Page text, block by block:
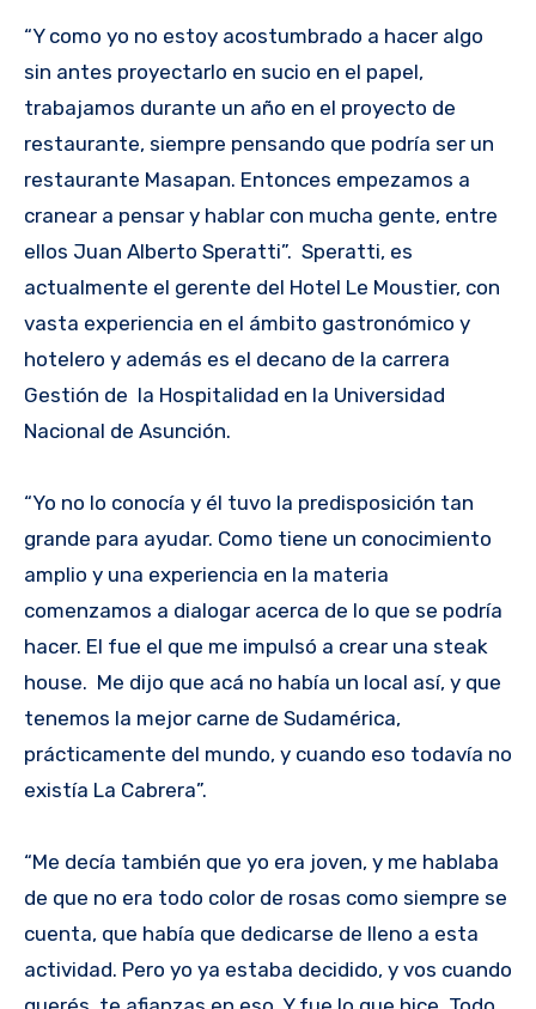
“Y como yo no estoy acostumbrado a hacer algo
sin antes proyectarlo en sucio en el papel,
trabajamos durante un año en el proyecto de
restaurante, siempre pensando que podría ser un
restaurante Masapan. Entonces empezamos a
cranear a pensar y hablar con mucha gente, entre
ellos Juan Alberto Speratti”. Speratti, es
actualmente el gerente del Hotel Le Moustier, con
vasta experiencia en el ámbito gastronómico y
hotelero y además es el decano de la carrera
Gestión de la Hospitalidad en la Universidad
Nacional de Asunción.
“Yo no lo conocía y él tuvo la predisposición tan
grande para ayudar. Como tiene un conocimiento
amplio y una experiencia en la materia
comenzamos a dialogar acerca de lo que se podría
hacer. El fue el que me impulsó a crear una steak
house. Me dijo que acá no había un local así, y que
tenemos la mejor carne de Sudamérica,
prácticamente del mundo, y cuando eso todavía no
existía La Cabrera”.
“Me decía también que yo era joven, y me hablaba
de que no era todo color de rosas como siempre se
cuenta, que había que dedicarse de lleno a esta
actividad. Pero yo ya estaba decidido, y vos cuando